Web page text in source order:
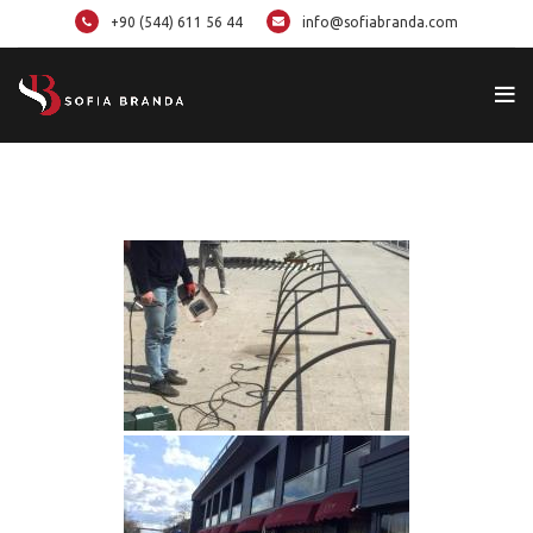
+90 (544) 611 56 44 info@sofiabranda.com